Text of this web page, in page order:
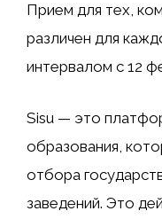
Прием для тех,
различен для
интервалом с 12
Sisu — это
образования,
отбора
заведений. Это